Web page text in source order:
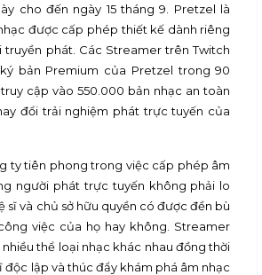
cho đến ngày 15 tháng 9. Pretzel là
được cấp phép thiết kế dành riêng
truyền phát. Các Streamer trên Twitch
bản Premium của Pretzel trong 90
cập vào 550.000 bản nhạc an toàn
đổi trải nghiệm phát trực tuyến của
ty tiên phong trong việc cấp phép âm
người phát trực tuyến không phải lo
sĩ và chủ sở hữu quyền có được đền bù
việc của họ hay không. Streamer
thể loại nhạc khác nhau đồng thời
độc lập và thúc đẩy khám phá âm nhạc